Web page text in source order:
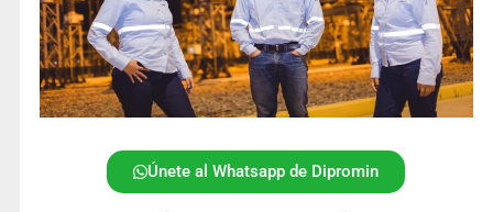
Únete al Whatsapp de Dipromin